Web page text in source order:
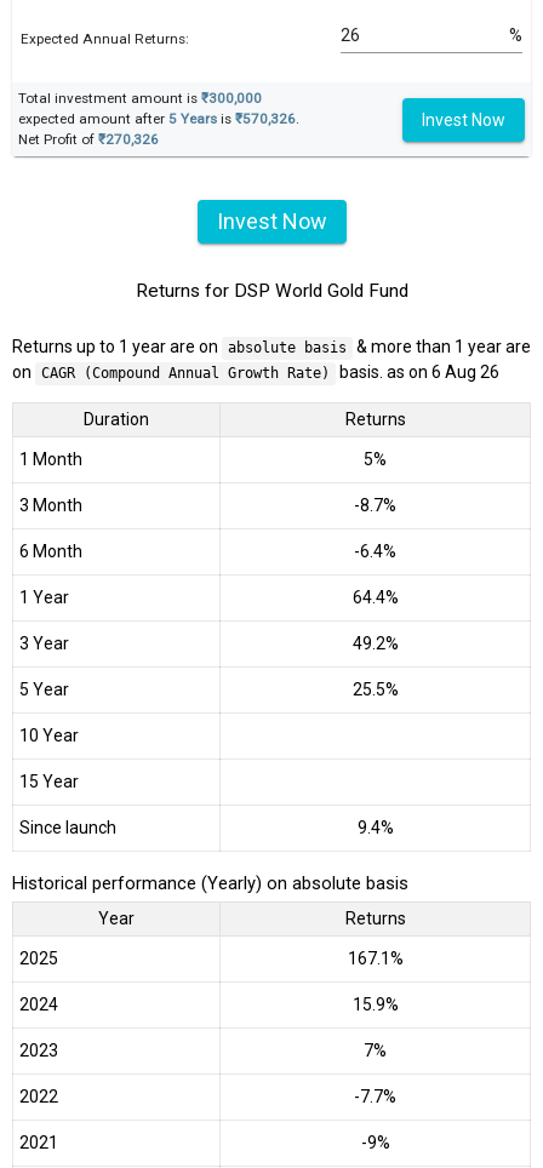
Expected Annual Returns: %
Total investment amount is ₹300,000
expected amount after 5 Years is ₹570,326.
Net Profit of ₹270,326
Invest Now
Invest Now
Returns for DSP World Gold Fund
Returns up to 1 year are on absolute basis
& more than 1 year are
on
CAGR (Compound Annual Growth Rate) basis. as on 6 Aug 26
Duration Returns
1 Month 5%
3 Month -8.7%
6 Month -6.4%
1 Year 64.4%
3 Year 49.2%
5 Year 25.5%
10 Year
15 Year
Since launch 9.4%
Historical performance (Yearly) on absolute basis
Year Returns
2025 167.1%
2024 15.9%
2023 7%
2022 -7.7%
2021 -9%